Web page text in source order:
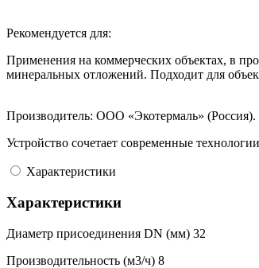
Рекомендуется для:
Применения на коммерческих объектах, в
минеральных отложений. Подходит для
Производитель: ООО «Экотермаль» (Россия).
Устройство сочетает современные
Характеристики
Характеристики
Диаметр присоединения DN (мм) 32
Производительность (м3/ч) 8